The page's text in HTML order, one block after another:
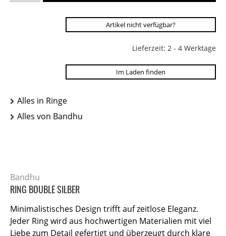
Artikel nicht verfügbar?
Lieferzeit: 2 - 4 Werktage
Im Laden finden
Alles in Ringe
Alles von Bandhu
Bandhu
RING BOUBLE SILBER
Minimalistisches Design trifft auf zeitlose Eleganz.
Jeder Ring wird aus hochwertigen Materialien mit viel
Liebe zum Detail gefertigt und überzeugt durch klare